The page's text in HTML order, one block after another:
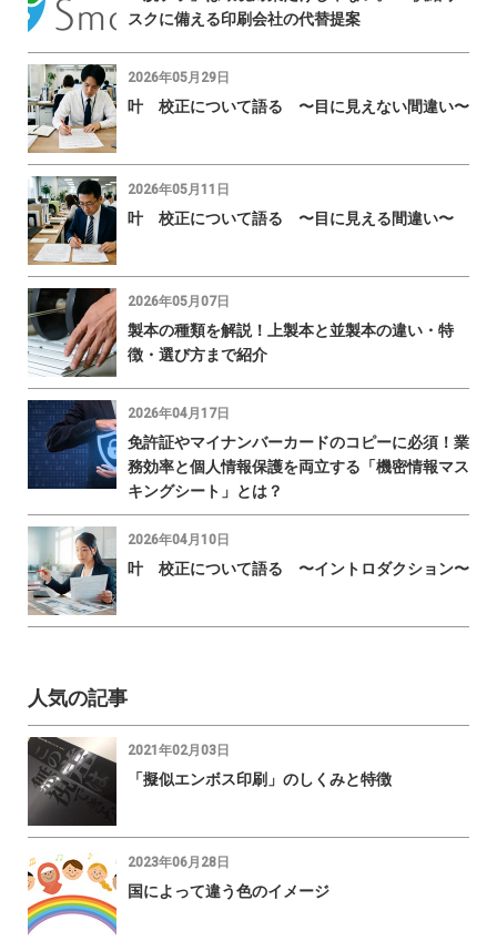
スクに備える印刷会社の代替提案
2026年05月29日
叶 校正について語る 〜目に見えない間違い〜
2026年05月11日
叶 校正について語る 〜目に見える間違い〜
2026年05月07日
製本の種類を解説！上製本と並製本の違い・特
徴・選び方まで紹介
2026年04月17日
免許証やマイナンバーカードのコピーに必須！業
務効率と個人情報保護を両立する「機密情報マス
キングシート」とは？
2026年04月10日
叶 校正について語る 〜イントロダクション〜
人気の記事
2021年02月03日
「擬似エンボス印刷」のしくみと特徴
2023年06月28日
国によって違う色のイメージ